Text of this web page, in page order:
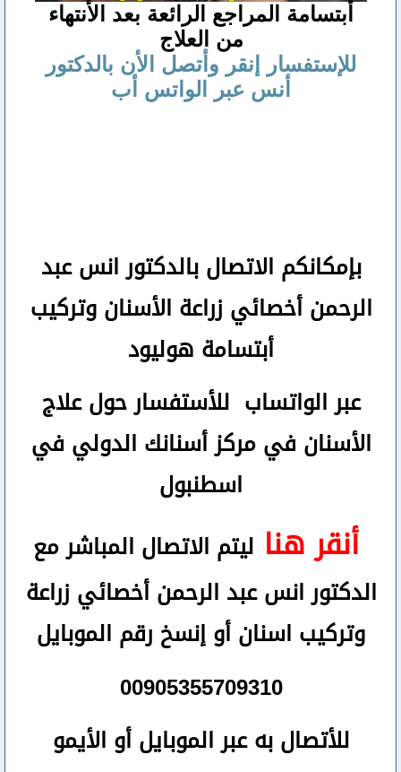
أبتسامة المراجع الرائعة بعد الأنتهاء
من العلاج
للإستفسار إنقر وأتصل الأن بالدكتور
أنس عبر الواتس أب
بإمكانكم الاتصال بالدكتور انس عبد
الرحمنأخصائي زراعة الأسنان وتركيب
أبتسامة هوليود
عبر الواتساب للأستفسار حول علاج
الأسنان في مركز أسنانك الدولي في
اسطنبول
أنقر هنا ليتم الاتصال المباشر مع
الدكتور انس عبد الرحمن أخصائي زراعة
وتركيب اسنانأوإنسخ رقم الموبايل
00905355709310
للأتصالبه عبر الموبايل أو الأيمو